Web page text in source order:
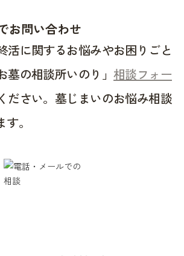
お問い合わせ
活に関するお悩みやお困りごと
墓の相談所いのり」相談フォー
ださい。墓じまいのお悩み相談
。